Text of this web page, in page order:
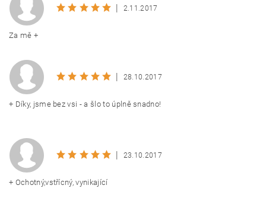
| 2.11.2017
Za mě +
| 28.10.2017
+ Díky, jsme bez vsi - a šlo to úplně snadno!
| 23.10.2017
+ Ochotný,vstřícný, vynikající